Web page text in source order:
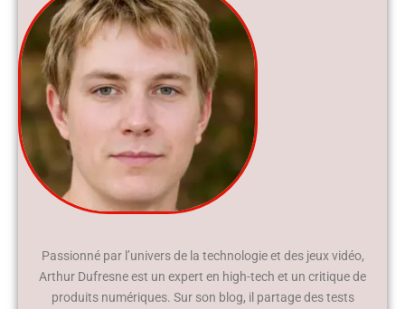
Passionné par l’univers de la technologie et des jeux vidéo,
Arthur Dufresne est un expert en high-tech et un critique de
produits numériques. Sur son blog, il partage des tests